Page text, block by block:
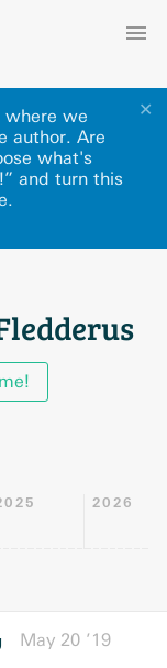
✕
where we
author. Are
what's
and turn this
2026
May 20 ’19